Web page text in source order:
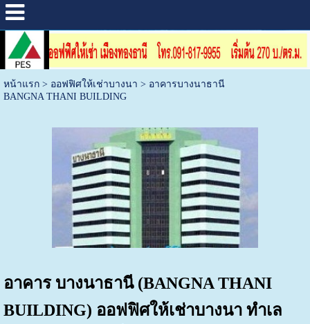
หน้าแรก> ออฟฟิศให้เช่าบางนา > อาคารบางนาธานี
BANGNA THANI BUILDING
อาคาร บางนาธานี (BANGNA THANI
BUILDING) ออฟฟิศให้เช่าบางนา ทำเล